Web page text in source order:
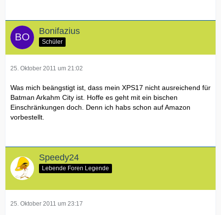
Bonifazius
Schüler
25. Oktober 2011 um 21:02
Was mich beängstigt ist, dass mein XPS17 nicht ausreichend für
Batman Arkahm City ist. Hoffe es geht mit ein bischen
Einschränkungen doch. Denn ich habs schon auf Amazon
vorbestellt.
Speedy24
Lebende Foren Legende
25. Oktober 2011 um 23:17